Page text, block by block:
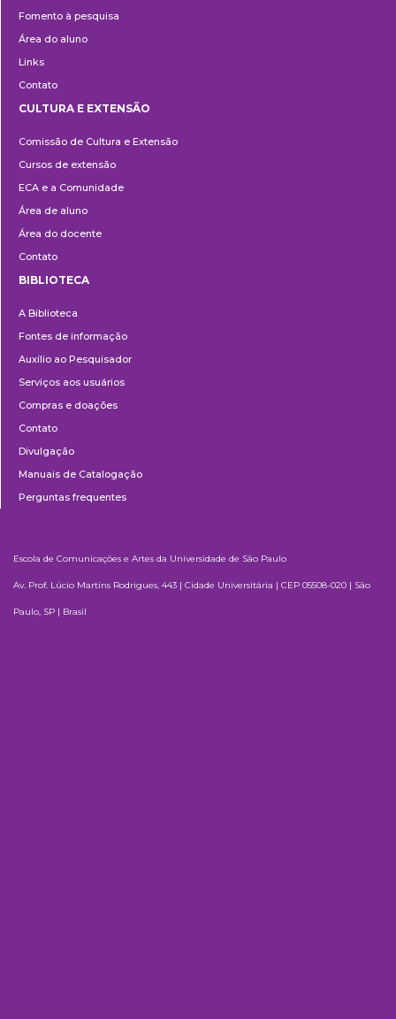
Fomento à pesquisa
Área do aluno
Links
Contato
e
Extensão
CULTURA E EXTENSÃO
Comissão de Cultura e Extensão
Cursos de extensão
ECA e a Comunidade
Área de aluno
Área do docente
Contato
BIBLIOTECA
A Biblioteca
Fontes de informação
Auxílio ao Pesquisador
Serviços aos usuários
Compras e doações
Contato
Divulgação
Manuais de Catalogação
Perguntas frequentes
Escola de Comunicações e Artes da Universidade de São Paulo
Av. Prof. Lúcio Martins Rodrigues, 443 | Cidade Universitária | CEP 05508-020 | São
Paulo, SP | Brasil